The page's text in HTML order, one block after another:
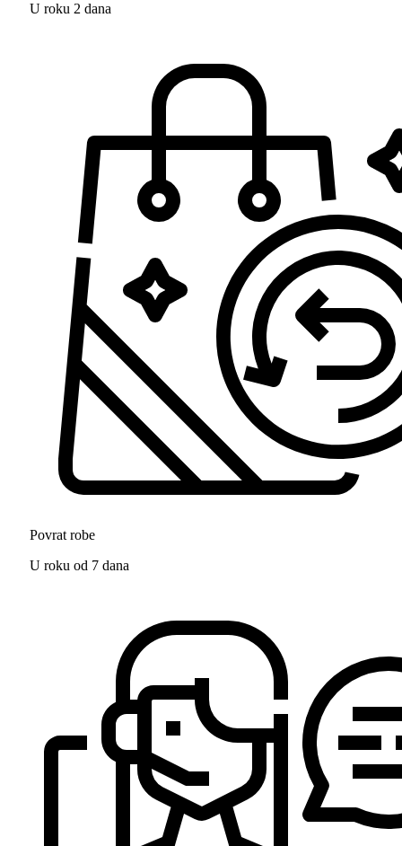
U roku 2 dana
Povrat robe
U roku od 7 dana